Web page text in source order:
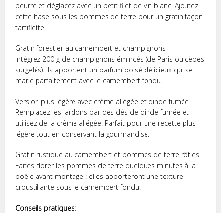
beurre et déglacez avec un petit filet de vin blanc. Ajoutez
cette base sous les pommes de terre pour un gratin façon
tartiflette.
Gratin forestier au camembert et champignons
Intégrez 200 g de champignons émincés (de Paris ou cèpes
surgelés). Ils apportent un parfum boisé délicieux qui se
marie parfaitement avec le camembert fondu.
Version plus légère avec crème allégée et dinde fumée
Remplacez les lardons par des dés de dinde fumée et
utilisez de la crème allégée. Parfait pour une recette plus
légère tout en conservant la gourmandise.
Gratin rustique au camembert et pommes de terre rôties
Faites dorer les pommes de terre quelques minutes à la
poêle avant montage : elles apporteront une texture
croustillante sous le camembert fondu.
Conseils pratiques: